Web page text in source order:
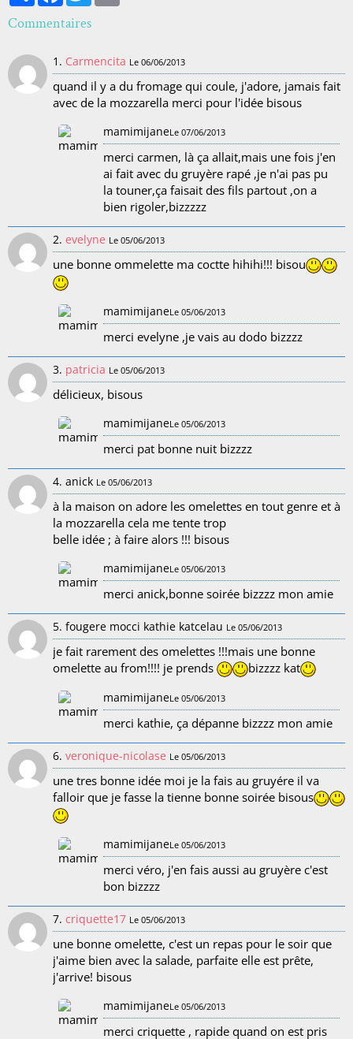
Commentaires
1. Carmencita Le 06/06/2013
quand il y a du fromage qui coule, j'adore, jamais fait
avec de la mozzarella merci pour l'idée bisous
mamimijaneLe 07/06/2013
merci carmen, là ça allait,mais une fois j'en
ai fait avec du gruyère rapé ,je n'ai pas pu
la touner,ça faisait des fils partout ,on a
bien rigoler,bizzzzz
2. evelyne Le 05/06/2013
une bonne ommelette ma coctte hihihi!!! bisou
mamimijaneLe 05/06/2013
merci evelyne ,je vais au dodo bizzzz
3. patricia Le 05/06/2013
délicieux, bisous
mamimijaneLe 05/06/2013
merci pat bonne nuit bizzzz
4. anick Le 05/06/2013
à la maison on adore les omelettes en tout genre et à
la mozzarella cela me tente trop
belle idée ; à faire alors !!! bisous
mamimijaneLe 05/06/2013
merci anick,bonne soirée bizzzz mon amie
5. fougere mocci kathie katcelau Le 05/06/2013
je fait rarement des omelettes !!!mais une bonne
omelette au from!!!! je prends
bizzzz kat
mamimijaneLe 05/06/2013
merci kathie, ça dépanne bizzzz mon amie
6. veronique-nicolase Le 05/06/2013
une tres bonne idée moi je la fais au gruyére il va
falloir que je fasse la tienne bonne soirée bisous
mamimijaneLe 05/06/2013
merci véro, j'en fais aussi au gruyère c'est
bon bizzzz
7. criquette17 Le 05/06/2013
une bonne omelette, c'est un repas pour le soir que
j'aime bien avec la salade, parfaite elle est prête,
j'arrive! bisous
mamimijaneLe 05/06/2013
merci criquette , rapide quand on est pris